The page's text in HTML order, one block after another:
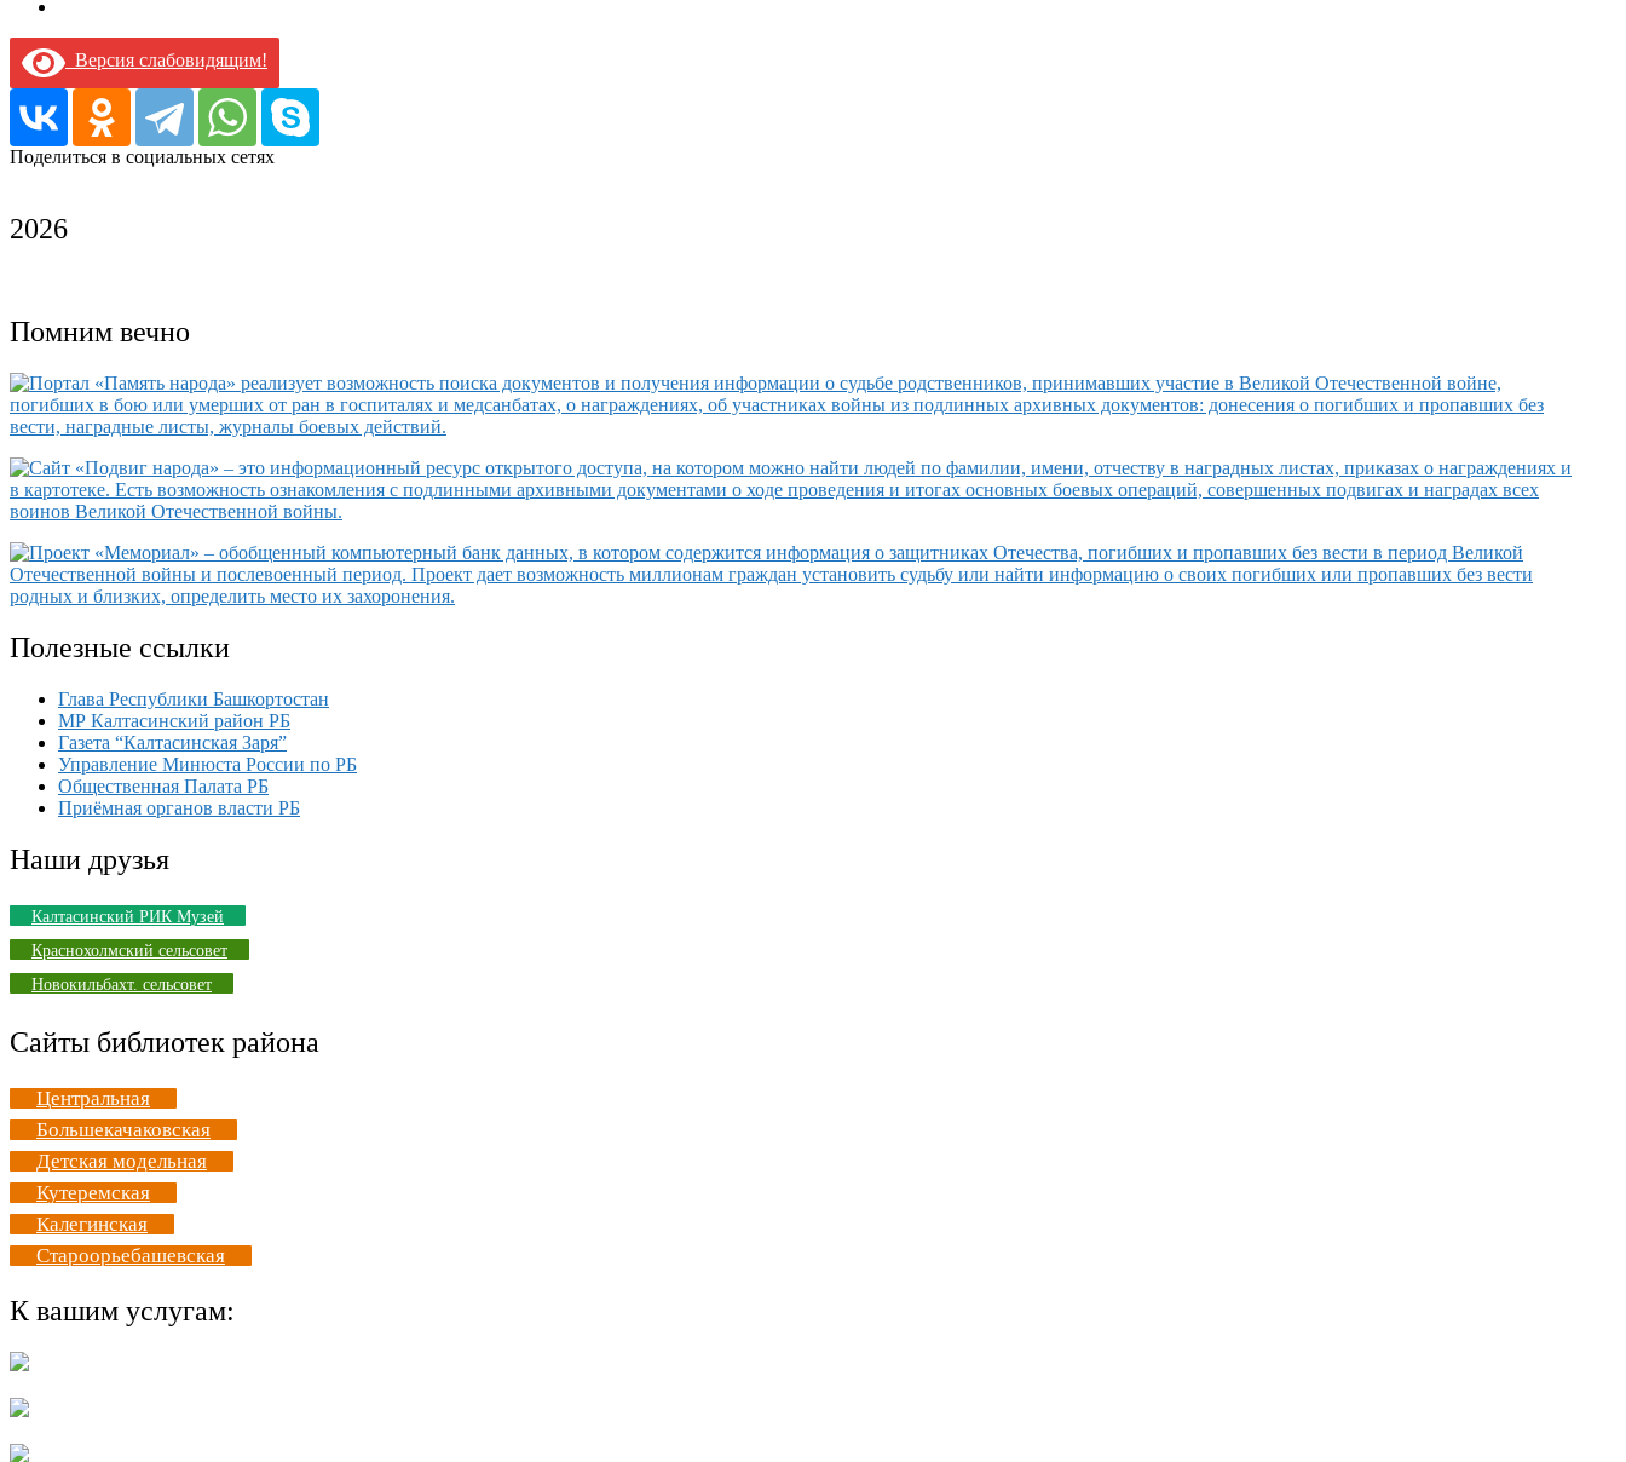
Версия слабовидящим!
Поделиться в социальных сетях
2026
Помним вечно
Полезные ссылки
Глава Республики Башкортостан
МР Калтасинский район РБ
Газета “Калтасинская Заря”
Управление Минюста России по РБ
Общественная Палата РБ
Приёмная органов власти РБ
Наши друзья
Калтасинский РИК Музей
Краснохолмский сельсовет
Новокильбахт. сельсовет
Сайты библиотек района
Центральная
Большекачаковская
Детская модельная
Кутеремская
Калегинская
Староорьебашевская
К вашим услугам: